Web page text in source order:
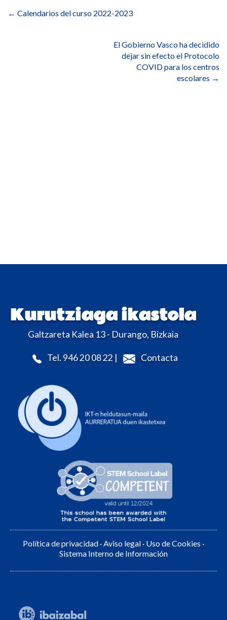
de
← Calendarios del curso 2022-2023
El Gobierno Vasco ha decidido
dejar sin efecto el Protocolo
COVID para los centros
escolares →
Kurutziaga ikastola
Galtzareta Kalea 13 - Durango, Bizkaia
Tel. 946 20 08 22 | Contacta
Política de privacidad ·Aviso legal · Uso de Cookies ·
Sistema Interno de Información